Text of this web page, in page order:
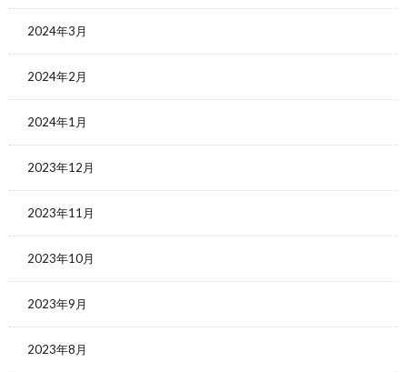
2024年3月
2024年2月
2024年1月
2023年12月
2023年11月
2023年10月
2023年9月
2023年8月